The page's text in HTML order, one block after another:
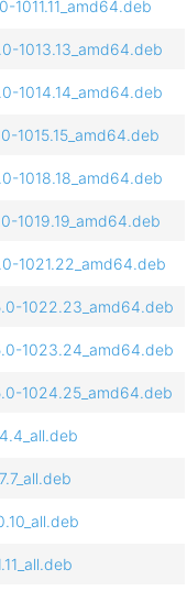
1011.11_amd64.deb
1013.13_amd64.deb
1014.14_amd64.deb
1015.15_amd64.deb
1018.18_amd64.deb
1019.19_amd64.deb
1021.22_amd64.deb
1022.23_amd64.deb
1023.24_amd64.deb
1024.25_amd64.deb